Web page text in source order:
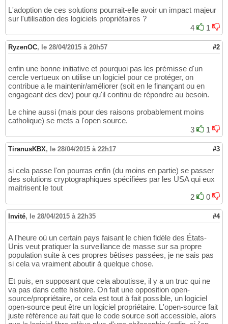
L'adoption de ces solutions pourrait-elle avoir un impact majeur
sur l'utilisation des logiciels propriétaires ?
4
1
RyzenOC, le 28/04/2015 à 20h57 #2
enfin une bonne initiative et pourquoi pas les prémisse d'un
cercle vertueux on utilise un logiciel pour ce protéger, on
contribue a le maintenir/améliorer (soit en le finançant ou en
engageant des dev) pour qu'il continu de répondre au besoin.
Le chine aussi (mais pour des raisons probablement moins
catholique) se mets a l'open source.
3
1
TiranusKBX, le 28/04/2015 à 22h17 #3
si cela passe l'on pourras enfin (du moins en partie) se passer
des solutions cryptographiques spécifiées par les USA qui eux
maitrisent le tout
2
0
Invité, le 28/04/2015 à 22h35 #4
A l'heure où un certain pays faisant le chien fidèle des États-
Unis veut pratiquer la surveillance de masse sur sa propre
population suite à ces propres bêtises passées, je ne sais pas
si cela va vraiment aboutir à quelque chose.
Et puis, en supposant que cela aboutisse, il y a un truc qui ne
va pas dans cette histoire. On fait une opposition open-
source/propriétaire, or cela est tout à fait possible, un logiciel
open-source peut être un logiciel propriétaire. L'open-source fait
juste référence au fait que le code source soit accessible, alors